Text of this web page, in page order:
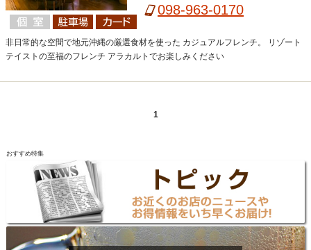
ィナー 17:30-23:00 (L.O.21:00)
098-963-0170
非日常的な空間で地元沖縄の厳選食材を使った カジュアルフレンチ。 リゾート
テイストの至福のフレンチ アラカルトでお楽しみください
1
おすすめ特集